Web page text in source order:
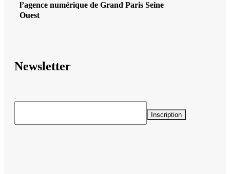
l’agence numérique de Grand Paris Seine
Ouest
Newsletter